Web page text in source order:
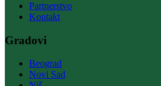
Partnerstvo
Kontakt
Gradovi
Beograd
Novi Sad